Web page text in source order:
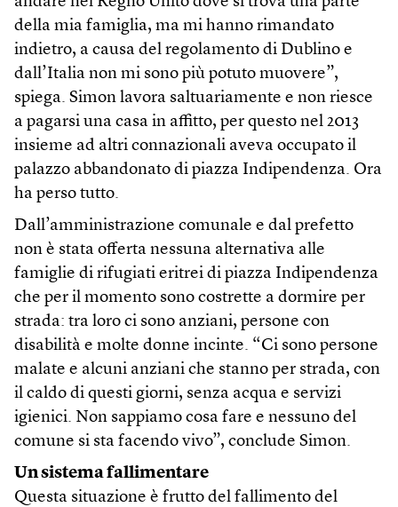
della mia famiglia, ma mi hanno rimandato
indietro, a causa del regolamento di Dublino e
dall’Italia non mi sono più potuto muovere”,
spiega. Simon lavora saltuariamente e non riesce
a pagarsi una casa in affitto, per questo nel 2013
insieme ad altri connazionali aveva occupato il
palazzo abbandonato di piazza Indipendenza. Ora
ha perso tutto.
Dall’amministrazione comunale e dal prefetto
non è stata offerta nessuna alternativa alle
famiglie di rifugiati eritrei di piazza Indipendenza
che per il momento sono costrette a dormire per
strada: tra loro ci sono anziani, persone con
disabilità e molte donne incinte. “Ci sono persone
malate e alcuni anziani che stanno per strada, con
il caldo di questi giorni, senza acqua e servizi
igienici. Non sappiamo cosa fare e nessuno del
comune si sta facendo vivo”, conclude Simon.
Un sistema fallimentare
Questa situazione è frutto del fallimento del